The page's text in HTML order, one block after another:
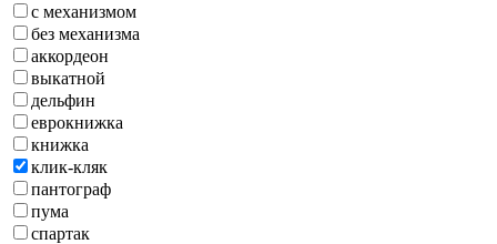
с механизмом
без механизма
аккордеон
выкатной
дельфин
еврокнижка
книжка
клик-кляк
пантограф
пума
спартак